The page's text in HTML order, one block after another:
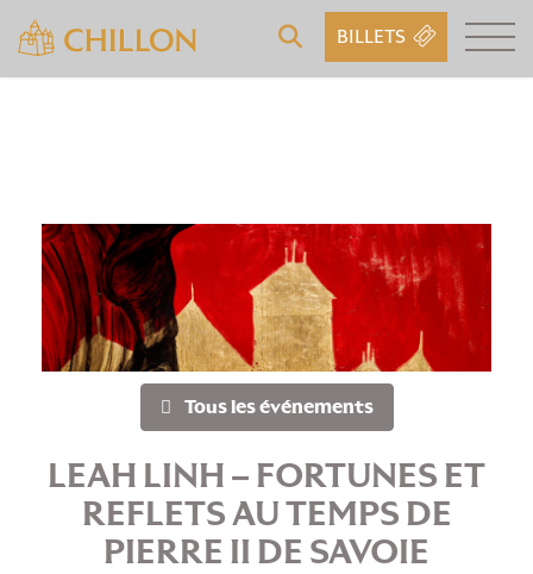
BILLETS
Tous les événements
LEAH LINH – FORTUNES ET
REFLETS AU TEMPS DE
PIERRE II DE SAVOIE